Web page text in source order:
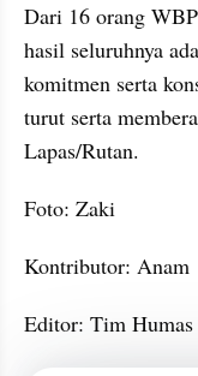
Dari 16 orang
hasil seluruhnya
komitmen serta
turut serta
Lapas/Rutan.
Foto: Zaki
Kontributor: Anam
Editor: Tim Humas